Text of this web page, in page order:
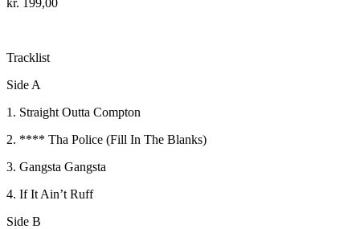
Tracklist
Side A
1. Straight Outta Compton
2. **** Tha Police (Fill In The Blanks)
3. Gangsta Gangsta
4. If It Ain’t Ruff
Side B